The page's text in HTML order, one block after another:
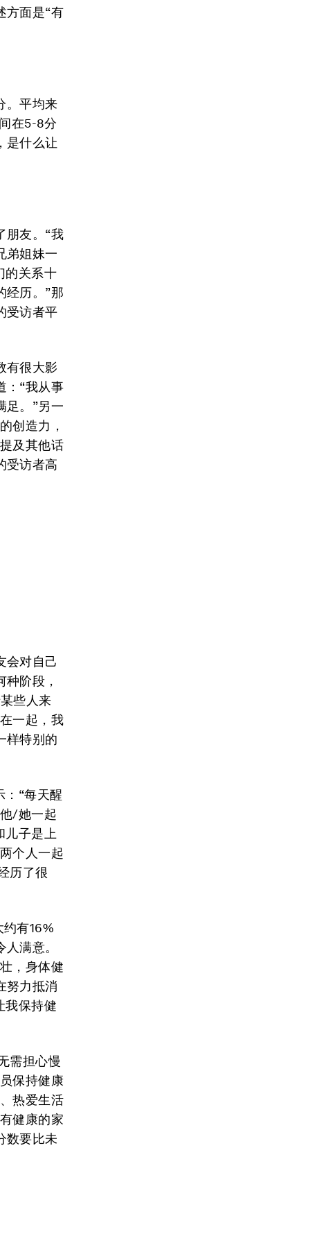
方面是“有
。平均来
在5-8分
是什么让
朋友。“我
弟姐妹一
的关系十
经历。”那
受访者平
有很大影
：“我从事
足。”另一
创造力，
及其他话
受访者高
会对自己
阶段，
些人来
一起，我
样特别的
：“每天醒
/她一起
儿子是上
个人一起
历了很
有16%
满意。
，身体健
努力抵消
我保持健
需担心慢
保持健康
热爱生活
健康的家
数要比未